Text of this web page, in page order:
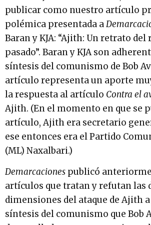
publicar como nuestro artículo
polémica presentada a
Baran y KJA: “Ajith: Un retrato del
pasado”. Baran y KJA son
síntesis del comunismo de Bob
artículo representa un aporte
la respuesta al artículo Contra el
Ajith. (En el momento en que se
artículo, Ajith era secretario
ese entonces era el Partido
(ML) Naxalbari.)
Demarcaciones publicó
artículos que tratan y refutan las
dimensiones del ataque de Ajith
síntesis del comunismo que Bob